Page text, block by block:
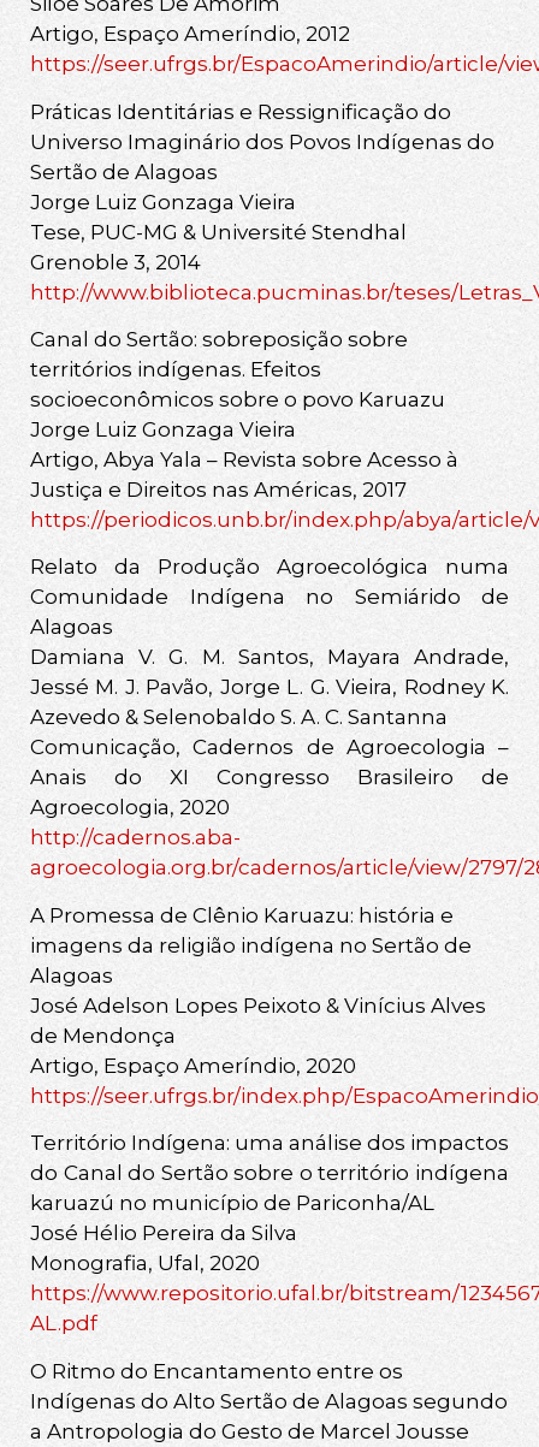
Artigo, Espaço Ameríndio, 2012
https://seer.ufrgs.br/EspacoAmerindio/article/
Práticas Identitárias e Ressignificação do
Universo Imaginário dos Povos Indígenas do
Sertão de Alagoas
Jorge Luiz Gonzaga Vieira
Tese, PUC-MG & Université Stendhal
Grenoble 3, 2014
http://www.biblioteca.pucminas.br/teses/
Canal do Sertão: sobreposição sobre
territórios indígenas. Efeitos
socioeconômicos sobre o povo Karuazu
Jorge Luiz Gonzaga Vieira
Artigo, Abya Yala – Revista sobre Acesso à
Justiça e Direitos nas Américas, 2017
https://periodicos.unb.br/index.php/abya/article/
Relato da Produção Agroecológica numa
Comunidade Indígena no Semiárido de
Alagoas
Damiana V. G. M. Santos, Mayara Andrade,
Jessé M. J. Pavão, Jorge L. G. Vieira, Rodney K.
Azevedo & Selenobaldo S. A. C. Santanna
Comunicação, Cadernos de Agroecologia –
Anais do XI Congresso Brasileiro de
Agroecologia, 2020
http://cadernos.aba-
agroecologia.org.br/cadernos/article/view/2797/
A Promessa de Clênio Karuazu: história e
imagens da religião indígena no Sertão de
Alagoas
José Adelson Lopes Peixoto & Vinícius Alves
de Mendonça
Artigo, Espaço Ameríndio, 2020
https://seer.ufrgs.br/index.php/
Território Indígena: uma análise dos impactos
do Canal do Sertão sobre o território indígena
karuazú no município de Pariconha/AL
José Hélio Pereira da Silva
Monografia, Ufal, 2020
https://www.repositorio.ufal.br/bitstream/
AL.pdf
O Ritmo do Encantamento entre os
Indígenas do Alto Sertão de Alagoas segundo
a Antropologia do Gesto de Marcel Jousse